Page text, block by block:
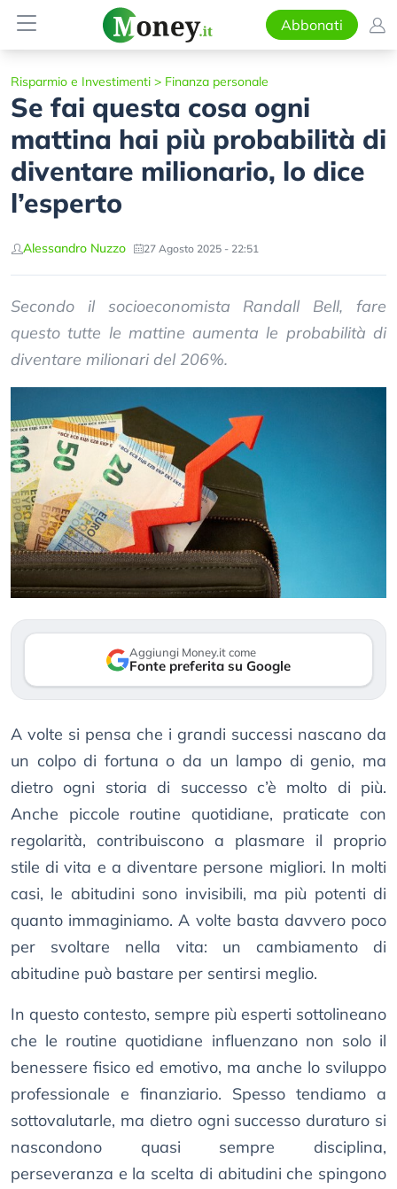
Abbonati
Risparmio e Investimenti > Finanza personale
Se fai questa cosa ogni
mattina hai più probabilità di
diventare milionario, lo dice
l’esperto
Alessandro Nuzzo 27 Agosto 2025 - 22:51
Secondo il socioeconomista Randall Bell, fare
questo tutte le mattine aumenta le probabilità di
diventare milionari del 206%.
Aggiungi Money.it come
Fonte preferita su Google
A volte si pensa che i grandi successi nascano da
un colpo di fortuna o da un lampo di genio, ma
dietro ogni storia di successo c’è molto di più.
Anche piccole routine quotidiane, praticate con
regolarità, contribuiscono a plasmare il proprio
stile di vita e a diventare persone migliori. In molti
casi, le abitudini sono invisibili, ma più potenti di
quanto immaginiamo. A volte basta davvero poco
per svoltare nella vita: un cambiamento di
abitudine può bastare per sentirsi meglio.
In questo contesto, sempre più esperti sottolineano
che le routine quotidiane influenzano non solo il
benessere fisico ed emotivo, ma anche lo sviluppo
professionale e finanziario. Spesso tendiamo a
sottovalutarle, ma dietro ogni successo duraturo si
nascondono quasi sempre disciplina,
perseveranza e la scelta di abitudini che spingono